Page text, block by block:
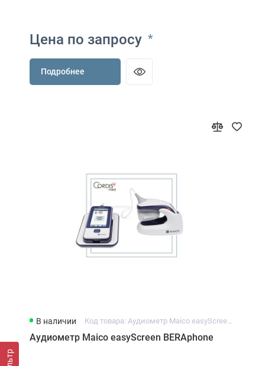
Цена по запросу *
Подробнее
В наличии Код товара: Аудиометр Maico easyScreen BERAphone
Аудиометр Maico easyScreen BERAphone